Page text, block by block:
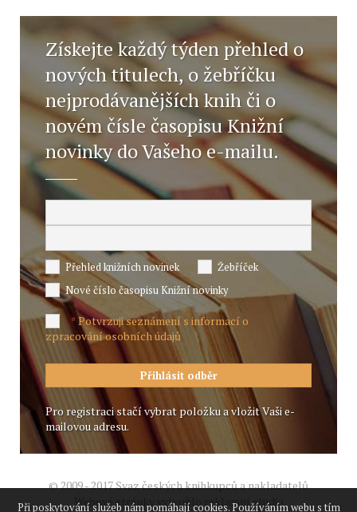
Získejte každý týden přehled o
nových titulech, o žebříčku
nejprodávanějších knih či o
novém čísle časopisu Knižní
novinky do Vašeho e-mailu.
Přehled knižních novinek
Žebříček
Nové číslo časopisu Knižní novinky
*Potvrzuji seznámení s informací o
zpracování osobních údajů
Pro registraci stačí vybrat položku a vložit Vaši e-
mailovou adresu.
© 2009 - 2017 Svaz českých knihkupců a nakladatelů
Webové stránky vytvořilo reklamní studio
Při poskytování služeb nám pomáhají cookies. Používáním webu s tím